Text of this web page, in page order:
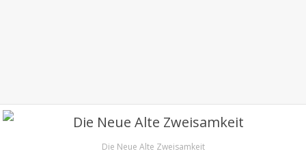
Die Neue Alte Zweisamkeit